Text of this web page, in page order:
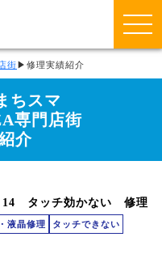
街 ▶ 修理実績紹介
ちスマ
専門店街
介
14 タッチ効かない 修理
液晶修理 タッチできない